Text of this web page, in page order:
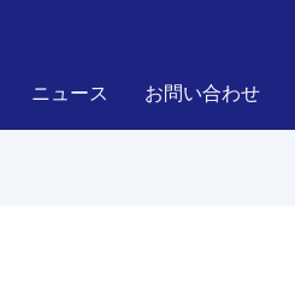
ニュース お問い合わせ